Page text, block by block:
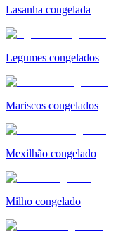
Lasanha congelada
Legumes congelados
Mariscos congelados
Mexilhão congelado
Milho congelado